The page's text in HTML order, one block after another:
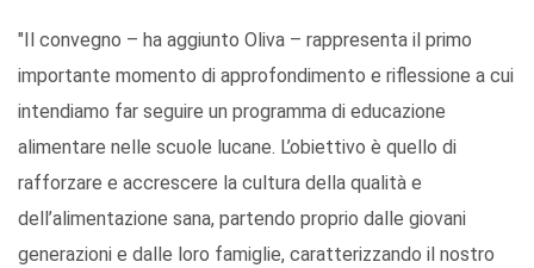
"Il convegno – ha aggiunto Oliva – rappresenta il primo
importante momento di approfondimento e riflessione a cui
intendiamo far seguire un programma di educazione
alimentare nelle scuole lucane. L’obiettivo è quello di
rafforzare e accrescere la cultura della qualità e
dell’alimentazione sana, partendo proprio dalle giovani
generazioni e dalle loro famiglie, caratterizzando il nostro